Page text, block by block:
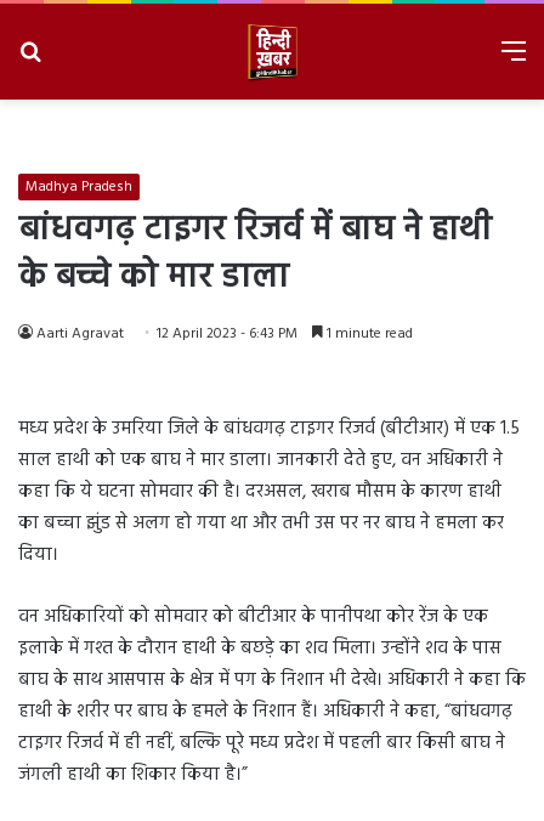
Madhya Pradesh
बांधवगढ़ टाइगर रिजर्व में बाघ ने हाथी
के बच्चे को मार डाला
Aarti Agravat 12 April 2023 - 6:43 PM 1 minute read
मध्य प्रदेश के उमरिया जिले के बांधवगढ़ टाइगर रिजर्व (बीटीआर) में एक 1.5
साल हाथी को एक बाघ ने मार डाला। जानकारी देते हुए, वन अधिकारी ने
कहा कि ये घटना सोमवार की है। दरअसल, खराब मौसम के कारण हाथी
का बच्चा झुंड से अलग हो गया था और तभी उस पर नर बाघ ने हमला कर
दिया।
वन अधिकारियों को सोमवार को बीटीआर के पानीपथा कोर रेंज के एक
इलाके में गश्त के दौरान हाथी के बछड़े का शव मिला। उन्होंने शव के पास
बाघ के साथ आसपास के क्षेत्र में पग के निशान भी देखे। अधिकारी ने कहा कि
हाथी के शरीर पर बाघ के हमले के निशान हैं। अधिकारी ने कहा, “बांधवगढ़
टाइगर रिजर्व में ही नहीं, बल्कि पूरे मध्य प्रदेश में पहली बार किसी बाघ ने
जंगली हाथी का शिकार किया है।”